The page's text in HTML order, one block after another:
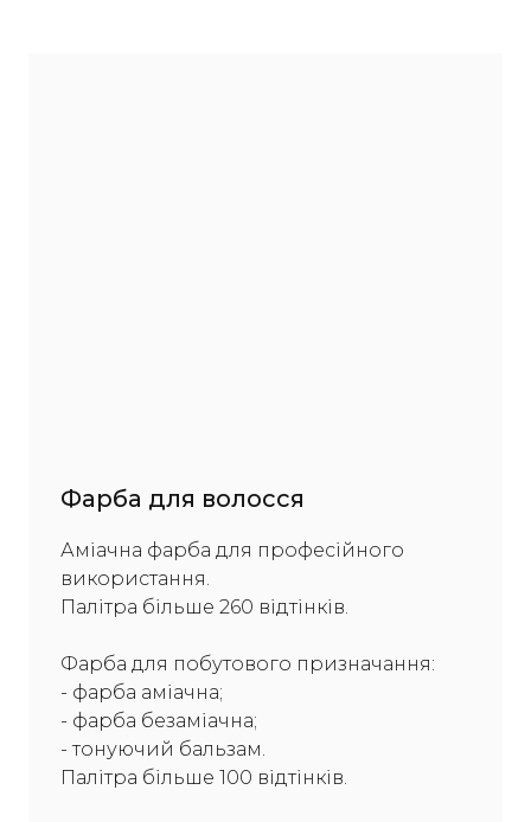
Фарба для волосся
Аміачна фарба для професійного
використання.
Палітра більше 260 відтінків.
Фарба для побутового призначання:
- фарба аміачна;
- фарба безаміачна;
- тонуючий бальзам.
Палітра більше 100 відтінків.